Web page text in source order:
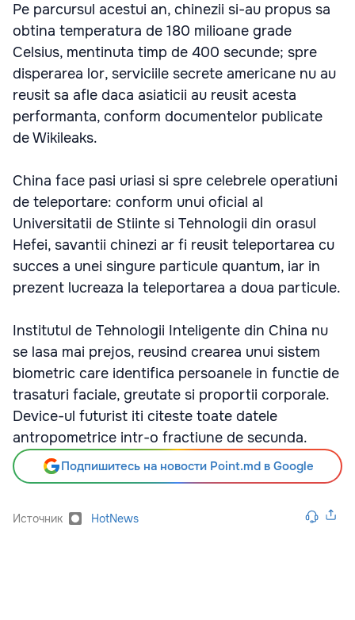
Pe parcursul acestui an, chinezii si-au propus sa
obtina temperatura de 180 milioane grade
Celsius, mentinuta timp de 400 secunde; spre
disperarea lor, serviciile secrete americane nu au
reusit sa afle daca asiaticii au reusit acesta
performanta, conform documentelor publicate
de Wikileaks.
China face pasi uriasi si spre celebrele operatiuni
de teleportare: conform unui oficial al
Universitatii de Stiinte si Tehnologii din orasul
Hefei, savantii chinezi ar fi reusit teleportarea cu
succes a unei singure particule quantum, iar in
prezent lucreaza la teleportarea a doua particule.
Institutul de Tehnologii Inteligente din China nu
se lasa mai prejos, reusind crearea unui sistem
biometric care identifica persoanele in functie de
trasaturi faciale, greutate si proportii corporale.
Device-ul futurist iti citeste toate datele
antropometrice intr-o fractiune de secunda.
Подпишитесь на новости Point.md в Google
Источник HotNews